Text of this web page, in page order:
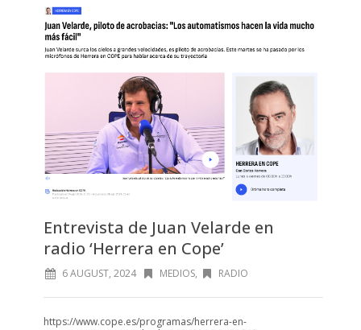
Entrevista de Juan Velarde en
radio ‘Herrera en Cope’
6 AUGUST, 2024 MEDIOS, RADIO
https://www.cope.es/programas/herrera-en-